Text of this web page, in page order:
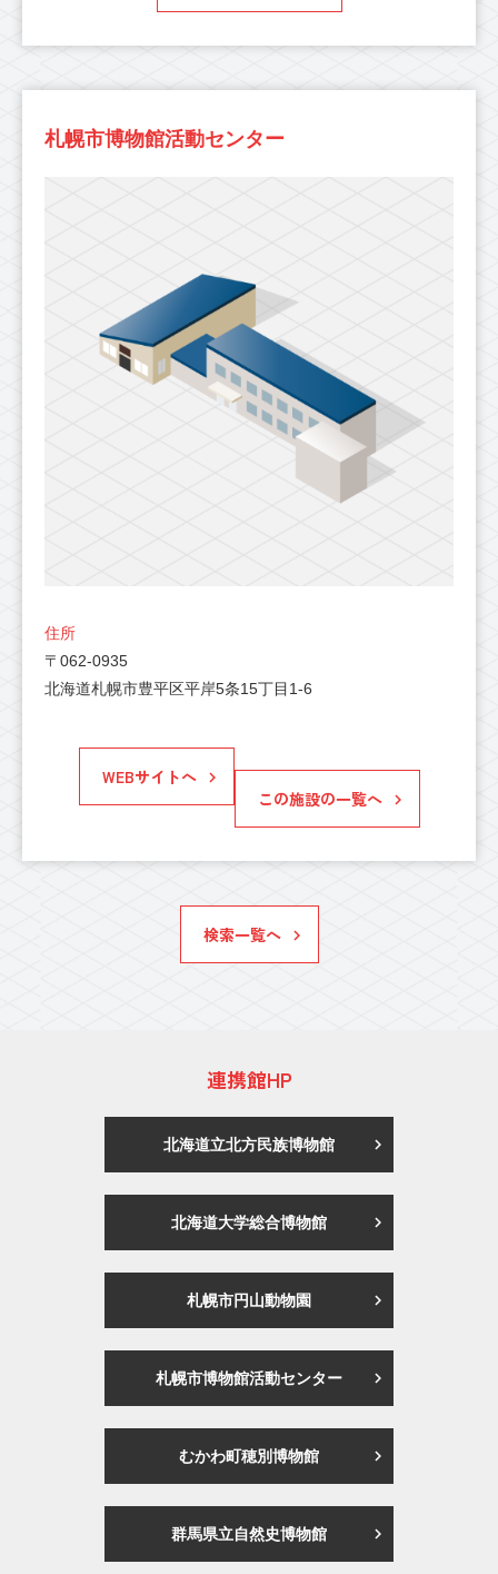
札幌市博物館活動センター
住所
〒062-0935
北海道札幌市豊平区平岸5条15丁目1-6
WEBサイトへ
この施設の一覧へ
検索一覧へ
連携館HP
北海道立北方民族博物館
北海道大学総合博物館
札幌市円山動物園
札幌市博物館活動センター
むかわ町穂別博物館
群馬県立自然史博物館